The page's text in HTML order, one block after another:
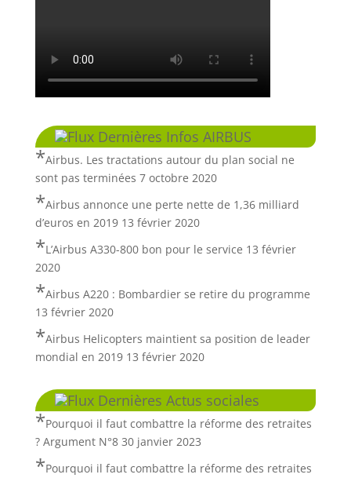
Dernières Infos AIRBUS
Airbus. Les tractations autour du plan social ne
sont pas terminées 7 octobre 2020
Airbus annonce une perte nette de 1,36 milliard
d’euros en 2019 13 février 2020
L’Airbus A330-800 bon pour le service 13 février
2020
Airbus A220 : Bombardier se retire du programme
13 février 2020
Airbus Helicopters maintient sa position de leader
mondial en 2019 13 février 2020
Dernières Actus sociales
Pourquoi il faut combattre la réforme des retraites
? Argument N°8 30 janvier 2023
Pourquoi il faut combattre la réforme des retraites